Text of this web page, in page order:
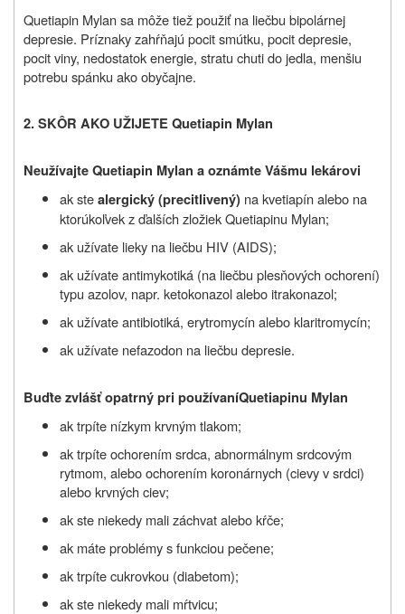
Quetiapin Mylan sa môže tiež použiť na liečbu bipolárnej
depresie. Príznaky zahŕňajú pocit smútku, pocit depresie,
pocit viny, nedostatok energie, stratu chuti do jedla, menšiu
potrebu spánku ako obyčajne.
2. SKÔR AKO UŽIJETE Quetiapin Mylan
Neužívajte Quetiapin Mylan a oznámte Vášmu lekárovi
ak stealergický (precitlivený) na kvetiapín alebo na
ktorúkoľvek z ďalších zložiek Quetiapinu Mylan;
ak užívate lieky na liečbu HIV (AIDS);
ak užívate antimykotiká (na liečbu plesňových ochorení)
typu azolov, napr. ketokonazol alebo itrakonazol;
ak užívate antibiotiká, erytromycín alebo klaritromycín;
ak užívate nefazodon na liečbu depresie.
Buďte zvlášťopatrný pri používaníQuetiapinu Mylan
ak trpíte nízkym krvným tlakom;
ak trpíte ochorením srdca, abnormálnym srdcovým
rytmom, alebo ochorením koronárnych (cievy v srdci)
alebo krvných ciev;
ak ste niekedy mali záchvat alebo kŕče;
ak máte problémy s funkciou pečene;
ak trpíte cukrovkou (diabetom);
ak ste niekedy mali mŕtvicu;